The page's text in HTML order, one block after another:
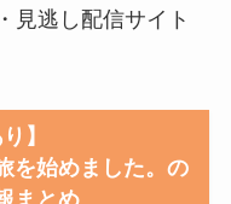
見逃し配信サイト
】
を始めました。の
まとめ